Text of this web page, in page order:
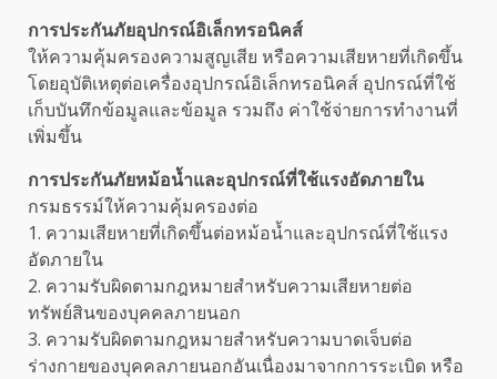
การประกันภัยอุปกรณ์อิเล็กทรอนิคส์
ให้ความคุ้มครองความสูญเสีย หรือความเสียหายที่เกิดขึ้น
โดยอุบัติเหตุต่อเครื่องอุปกรณ์อิเล็กทรอนิคส์ อุปกรณ์ที่ใช้
เก็บบันทึกข้อมูลและข้อมูล รวมถึง ค่าใช้จ่ายการทำงานที่
เพิ่มขึ้น
การประกันภัยหม้อน้ำและอุปกรณ์ที่ใช้แรงอัดภายใน
กรมธรรม์ให้ความคุ้มครองต่อ
1. ความเสียหายที่เกิดขึ้นต่อหม้อน้ำและอุปกรณ์ที่ใช้แรง
อัดภายใน
2. ความรับผิดตามกฎหมายสำหรับความเสียหายต่อ
ทรัพย์สินของบุคคลภายนอก
3. ความรับผิดตามกฎหมายสำหรับความบาดเจ็บต่อ
ร่างกายของบุคคลภายนอกอันเนื่องมาจากการระเบิด หรือ